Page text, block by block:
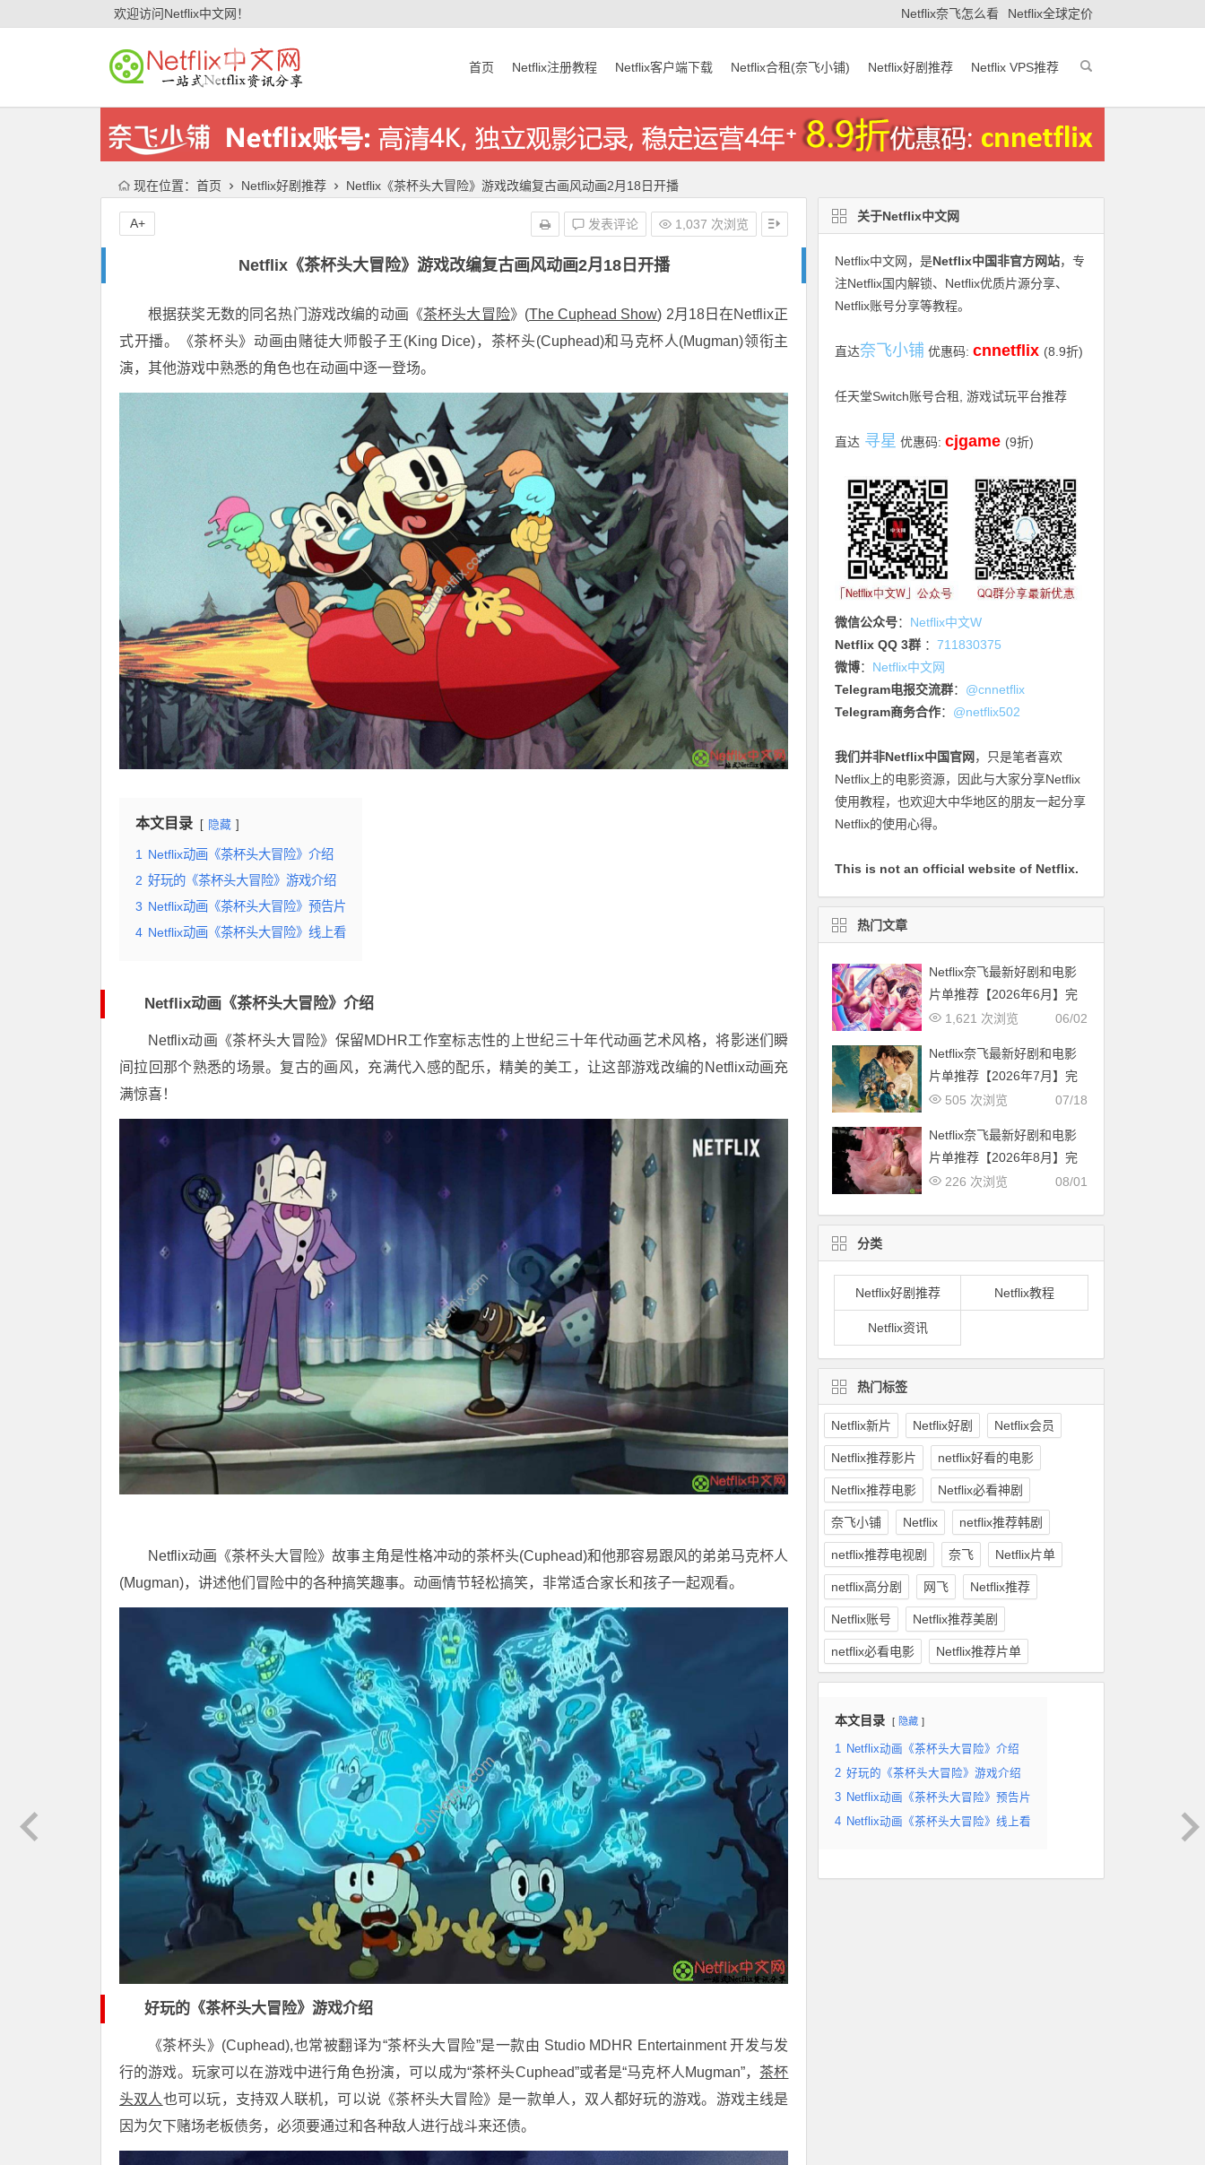
欢迎访问Netflix中文网！ Netflix奈飞怎么看 Netflix全球定价
首页 Netflix注册教程 Netflix客户端下载 Netflix合租(奈飞小铺) Netflix好剧推荐 Netflix VPS推荐
现在位置： 首页 Netflix好剧推荐 Netflix《茶杯头大冒险》游戏改编复古画风动画2月18日开播
Netflix《茶杯头大冒险》游戏改编复古画风动画2月18日开播
发表评论 1,037 次浏览
A+
根据获奖无数的同名热门游戏改编的动画《茶杯头大冒险》(The Cuphead Show) 2月18日在Netflix正
式开播。《茶杯头》动画由赌徒大师骰子王(King Dice)，茶杯头(Cuphead)和马克杯人(Mugman)领衔主
演，其他游戏中熟悉的角色也在动画中逐一登场。
本文目录 隐藏
1
Netflix动画《茶杯头大冒险》介绍
2 好玩的《茶杯头大冒险》游戏介绍
3 Netflix动画《茶杯头大冒险》预告片
4 Netflix动画《茶杯头大冒险》线上看
Netflix动画《茶杯头大冒险》介绍
Netflix动画《茶杯头大冒险》保留MDHR工作室标志性的上世纪三十年代动画艺术风格，将影迷们瞬
间拉回那个熟悉的场景。复古的画风，充满代入感的配乐，精美的美工，让这部游戏改编的Netflix动画充
满惊喜！
Netflix动画《茶杯头大冒险》故事主角是性格冲动的茶杯头(Cuphead)和他那容易跟风的弟弟马克杯人
(Mugman)，讲述他们冒险中的各种搞笑趣事。动画情节轻松搞笑，非常适合家长和孩子一起观看。
好玩的《茶杯头大冒险》游戏介绍
《茶杯头》(Cuphead),也常被翻译为“茶杯头大冒险”是一款由 Studio MDHR Entertainment 开发与发
行的游戏。玩家可以在游戏中进行角色扮演，可以成为“茶杯头Cuphead”或者是“马克杯人Mugman”，茶杯
头双人也可以玩，支持双人联机，可以说《茶杯头大冒险》是一款单人，双人都好玩的游戏。游戏主线是
因为欠下赌场老板债务，必须要通过和各种敌人进行战斗来还债。
关于Netflix中文网
Netflix中文网 ，是Netflix中国非官方网站，专
注Netflix国内解锁、Netflix优质片源分享、
Netflix账号分享等教程。
直达奈飞小铺 优惠码: cnnetflix (8.9折)
任天堂Switch账号合租, 游戏试玩平台推荐
直达寻星 优惠码: cjgame (9折)
微信公众号： Netflix中文W
Netflix QQ 3群 ： 711830375
微博： Netflix中文网
Telegram电报交流群： @cnnetflix
Telegram商务合作： @netflix502
我们并非Netflix中国官网 ，只是笔者喜欢
Netflix上的电影资源，因此与大家分享Netflix
使用教程，也欢迎大中华地区的朋友一起分享
Netflix的使用心得。
This is not an official website of Netflix.
热门文章
Netflix奈飞最新好剧和电影
片单推荐【2026年6月】完
整片单
06/02
1,621 次浏览
Netflix奈飞最新好剧和电影
片单推荐【2026年7月】完
整片单
07/18
505 次浏览
Netflix奈飞最新好剧和电影
片单推荐【2026年8月】完
整片单
08/01
226 次浏览
分类
Netflix好剧推荐 Netflix教程
Netflix资讯
热门标签
Netflix新片 Netflix好剧 Netflix会员
Netflix推荐影片 netflix好看的电影
Netflix推荐电影 Netflix必看神剧
奈飞小铺 Netflix netflix推荐韩剧
netflix推荐电视剧 奈飞 Netflix片单
netflix高分剧 网飞 Netflix推荐
Netflix账号 Netflix推荐美剧
netflix必看电影 Netflix推荐片单
本文目录 隐藏
1 Netflix动画《茶杯头大冒险》介绍
2 好玩的《茶杯头大冒险》游戏介绍
3 Netflix动画《茶杯头大冒险》预告片
4 Netflix动画《茶杯头大冒险》线上看